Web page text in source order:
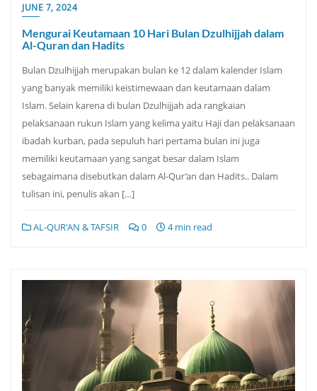
JUNE 7, 2024
Mengurai Keutamaan 10 Hari Bulan Dzulhijjah dalam
Al-Quran dan Hadits
Bulan Dzulhijjah merupakan bulan ke 12 dalam kalender Islam
yang banyak memiliki keistimewaan dan keutamaan dalam
Islam. Selain karena di bulan Dzulhijjah ada rangkaian
pelaksanaan rukun Islam yang kelima yaitu Haji dan pelaksanaan
ibadah kurban, pada sepuluh hari pertama bulan ini juga
memiliki keutamaan yang sangat besar dalam Islam
sebagaimana disebutkan dalam Al-Qur’an dan Hadits.. Dalam
tulisan ini, penulis akan […]
AL-QUR'AN & TAFSIR 0 4 min read